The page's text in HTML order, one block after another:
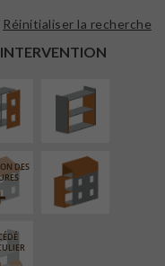
Réinitialiser la recherche
SUR
ISOLATION
INTÉRIEURE
DES
SURÉLÉVATION
EXTENSION